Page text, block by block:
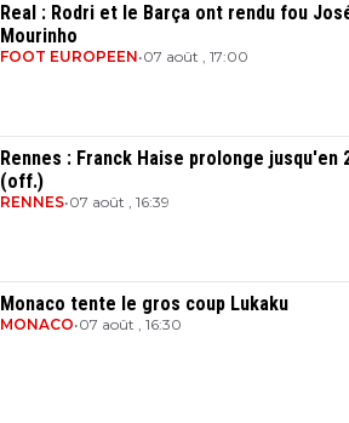
Real : Rodri et le Barça ont rendu fou
Mourinho
FOOT EUROPEEN•07 août , 17:00
Rennes : Franck Haise prolonge jusqu'en
(off.)
RENNES•07 août , 16:39
Monaco tente le gros coup Lukaku
MONACO•07 août , 16:30